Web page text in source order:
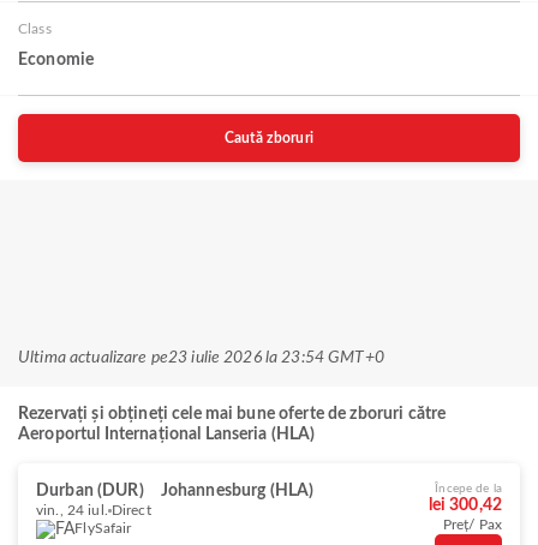
Class
Economie
Caută zboruri
Ultima actualizare pe23 iulie 2026 la 23:54 GMT+0
Rezervați și obțineți cele mai bune oferte de zboruri către
Aeroportul Internațional Lanseria (HLA)
Durban (DUR) Johannesburg (HLA)
vin., 24 iul.
Direct
FlySafair
Începe de la
lei 300,42
Preț/ Pax